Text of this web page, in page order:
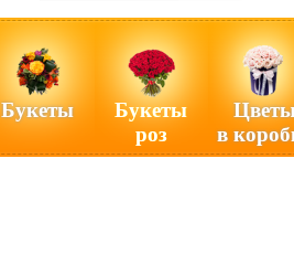
Букеты
Букеты
роз
в